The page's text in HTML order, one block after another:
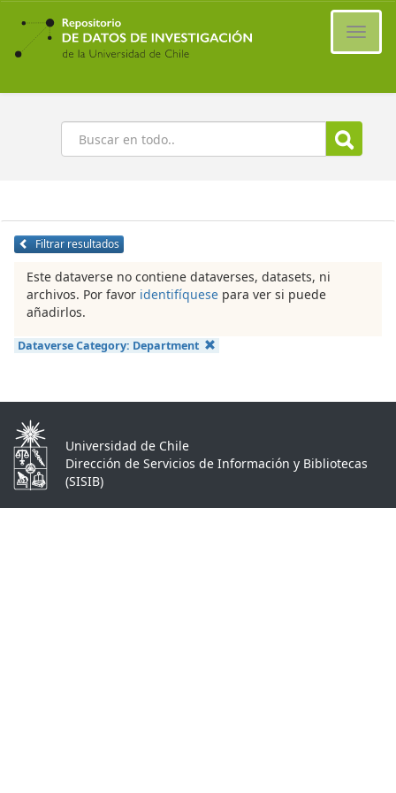
Ir
contenido
principal
Buscar
Filtrar resultados
Este dataverse no contiene dataverses, datasets, ni
archivos. Por favor identifíquese para ver si puede
añadirlos.
Dataverse Category: Department
Universidad de Chile
Dirección de Servicios de Información y Bibliotecas
(SISIB)